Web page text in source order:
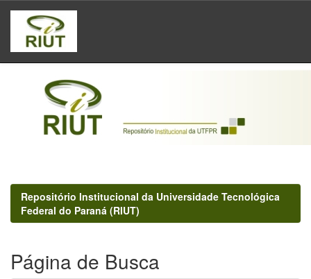
Skip
navigation
Repositório Institucional da Universidade Tecnológica
Federal do Paraná (RIUT)
Página de Busca